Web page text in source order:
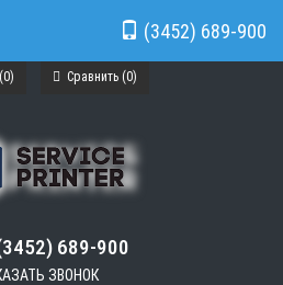
0) Сравнить (0)
689-900
ЗВОНОК
(3452) 689-900